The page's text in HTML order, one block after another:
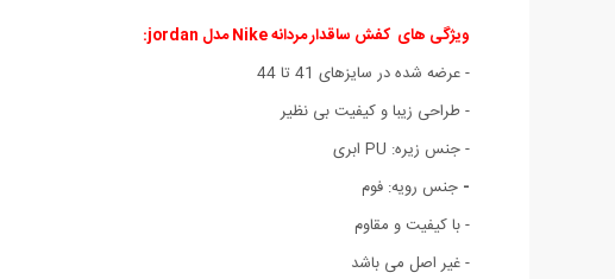
ویژگی های کفش ساقدار مردانه Nike مدل jordan:
- عرضه شده در سایزهای 41 تا 44
- طراحی زیبا و کیفیت بی نظیر
- جنس زیره: PU ابری
- جنس رویه: فوم
- با کیفیت و مقاوم
- غیر اصل می باشد